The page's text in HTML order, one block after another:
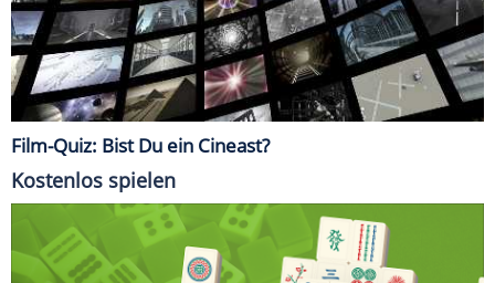
Film-Quiz: Bist Du ein Cineast?
Kostenlos spielen